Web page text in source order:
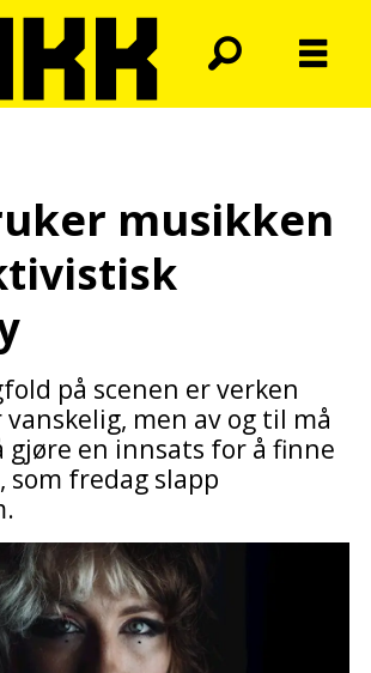
musikken
på scenen er verken
men av og til må
gjøre en innsats for å finne
som fredag slapp